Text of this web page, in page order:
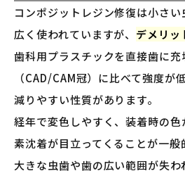
コンポジットレジン修復は小さ
広く使われていますが、 デメリッ
歯科用プラスチックを直接歯に
（CAD/CAM冠）に比べて強度が
減りやすい性質があります。
経年で変色しやすく、装着時の
素沈着が目立ってくることが一般
大きな虫歯や歯の広い範囲が失